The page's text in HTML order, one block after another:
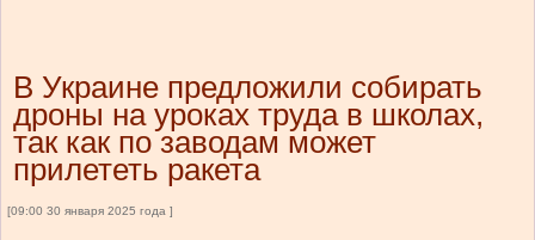
В Украине предложили собирать
дроны на уроках труда в школах,
так как по заводам может
прилететь ракета
[09:00 30 января 2025 года ]